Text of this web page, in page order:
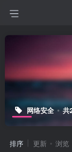
网络安全 共
排序 更新 浏览